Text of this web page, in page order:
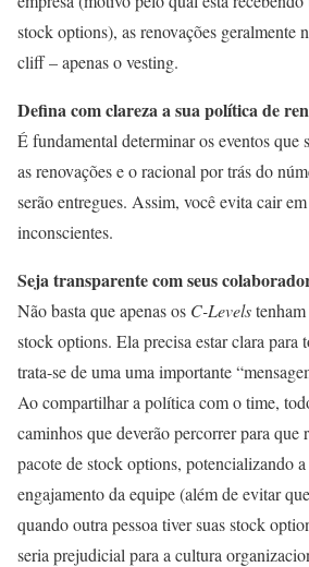
stock options), as renovações geralmente
cliff – apenas o vesting.
Defina com clareza a sua política de
É fundamental determinar os eventos que
as renovações e o racional por trás do
serão entregues. Assim, você evita cair
inconscientes.
Seja transparente com seus
Não basta que apenas os C-Levels
stock options. Ela precisa estar clara para
trata-se de uma uma importante
Ao compartilhar a política com o time,
caminhos que deverão percorrer para que
pacote de stock options, potencializando
engajamento da equipe (além de evitar
quando outra pessoa tiver suas stock
seria prejudicial para a cultura